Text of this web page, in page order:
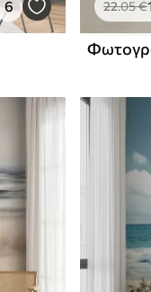
6 22.05€